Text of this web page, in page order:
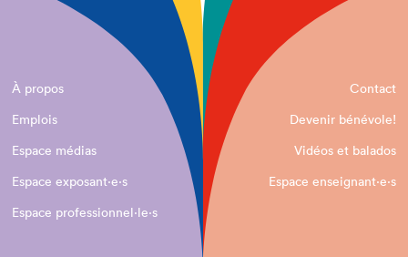
À propos
Contact
Emplois
Devenir bénévole!
Espace médias
Vidéos et balados
Espace exposant·e⋅s
Espace enseignant·e⋅s
Espace professionnel·le⋅s